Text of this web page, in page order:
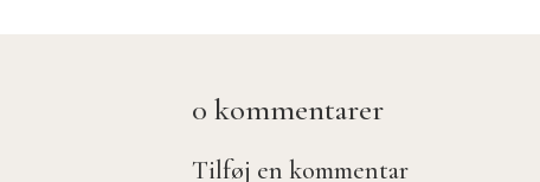
0 kommentarer
Tilføj en kommentar